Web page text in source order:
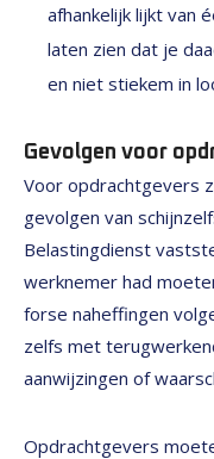
afhankelijk lijkt van
laten zien dat je
en niet stiekem in
Gevolgen voor
Voor opdrachtgevers
gevolgen van
Belastingdienst
werknemer had
forse naheffingen
zelfs met
aanwijzingen of
Opdrachtgevers